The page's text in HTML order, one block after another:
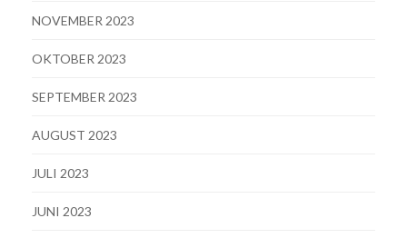
NOVEMBER 2023
OKTOBER 2023
SEPTEMBER 2023
AUGUST 2023
JULI 2023
JUNI 2023